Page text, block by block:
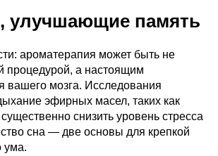
улучшающие память
ароматерапия может быть не
процедурой, а настоящим
вашего мозга. Исследования
эфирных масел, таких как
снизить уровень стресса
сна — две основы для крепкой
ума.